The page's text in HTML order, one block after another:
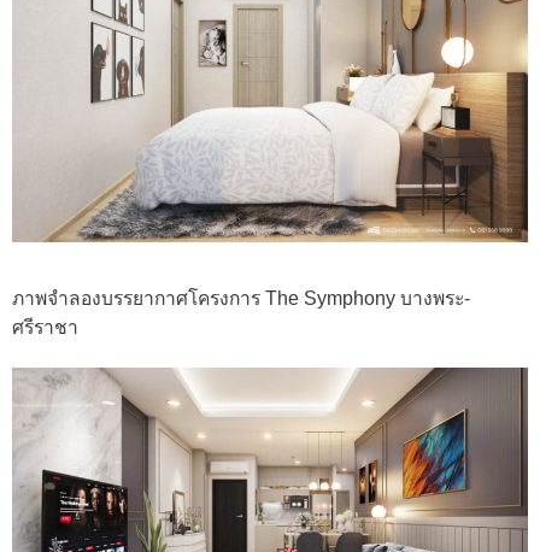
ภาพจำลองบรรยากาศโครงการ The Symphony บางพระ-
ศรีราชา